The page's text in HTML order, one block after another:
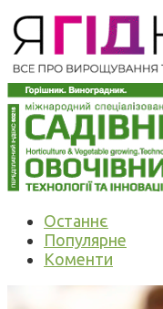
Останнє
Популярне
Коменти